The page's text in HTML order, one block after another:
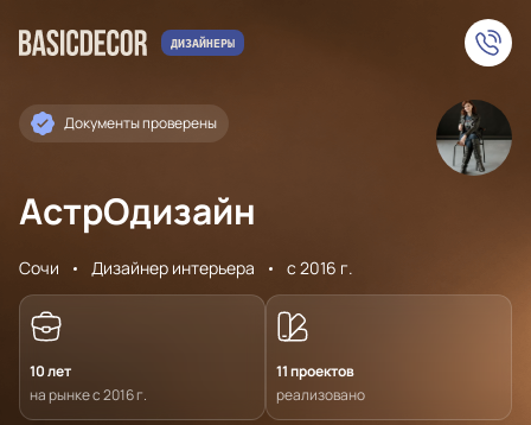
Документы проверены
АстрОдизайн
Сочи Дизайнер интерьера с 2016 г.
10 лет
на рынке с 2016 г.
11 проектов
реализовано